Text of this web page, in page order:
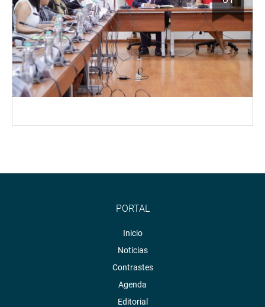
PORTAL
Inicio
Noticias
Contrastes
Agenda
Editorial